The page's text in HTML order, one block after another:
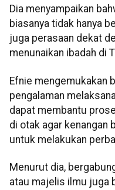
Dia menyampaikan
biasanya tidak hanya
juga perasaan dekat
menunaikan ibadah di
Efnie mengemukakan
pengalaman
dapat membantu
di otak agar kenangan
untuk melakukan
Menurut dia,
atau majelis ilmu juga